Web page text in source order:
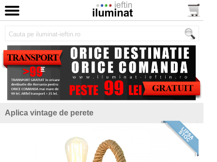
Aplica vintage de perete